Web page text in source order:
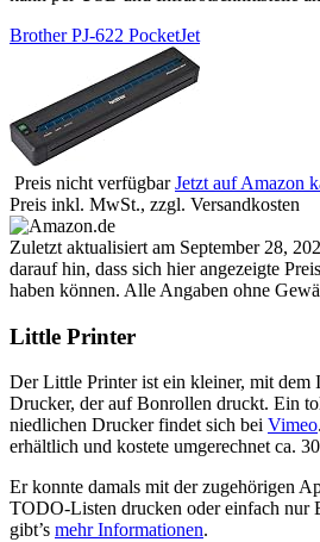
Brother PJ-622 PocketJet
Preis nicht verfügbar Jetzt auf Amazon
Preis inkl. MwSt., zzgl. Versandkosten
Zuletzt aktualisiert am September 28,
darauf hin, dass sich hier angezeigte
haben können. Alle Angaben ohne
Little Printer
Der Little Printer ist ein kleiner, mit dem
Drucker, der auf Bonrollen druckt. Ein
niedlichen Drucker findet sich bei Vimeo
erhältlich und kostete umgerechnet ca.
Er konnte damals mit der zugehörigen
TODO-Listen drucken oder einfach nur
gibt’s mehr Informationen.